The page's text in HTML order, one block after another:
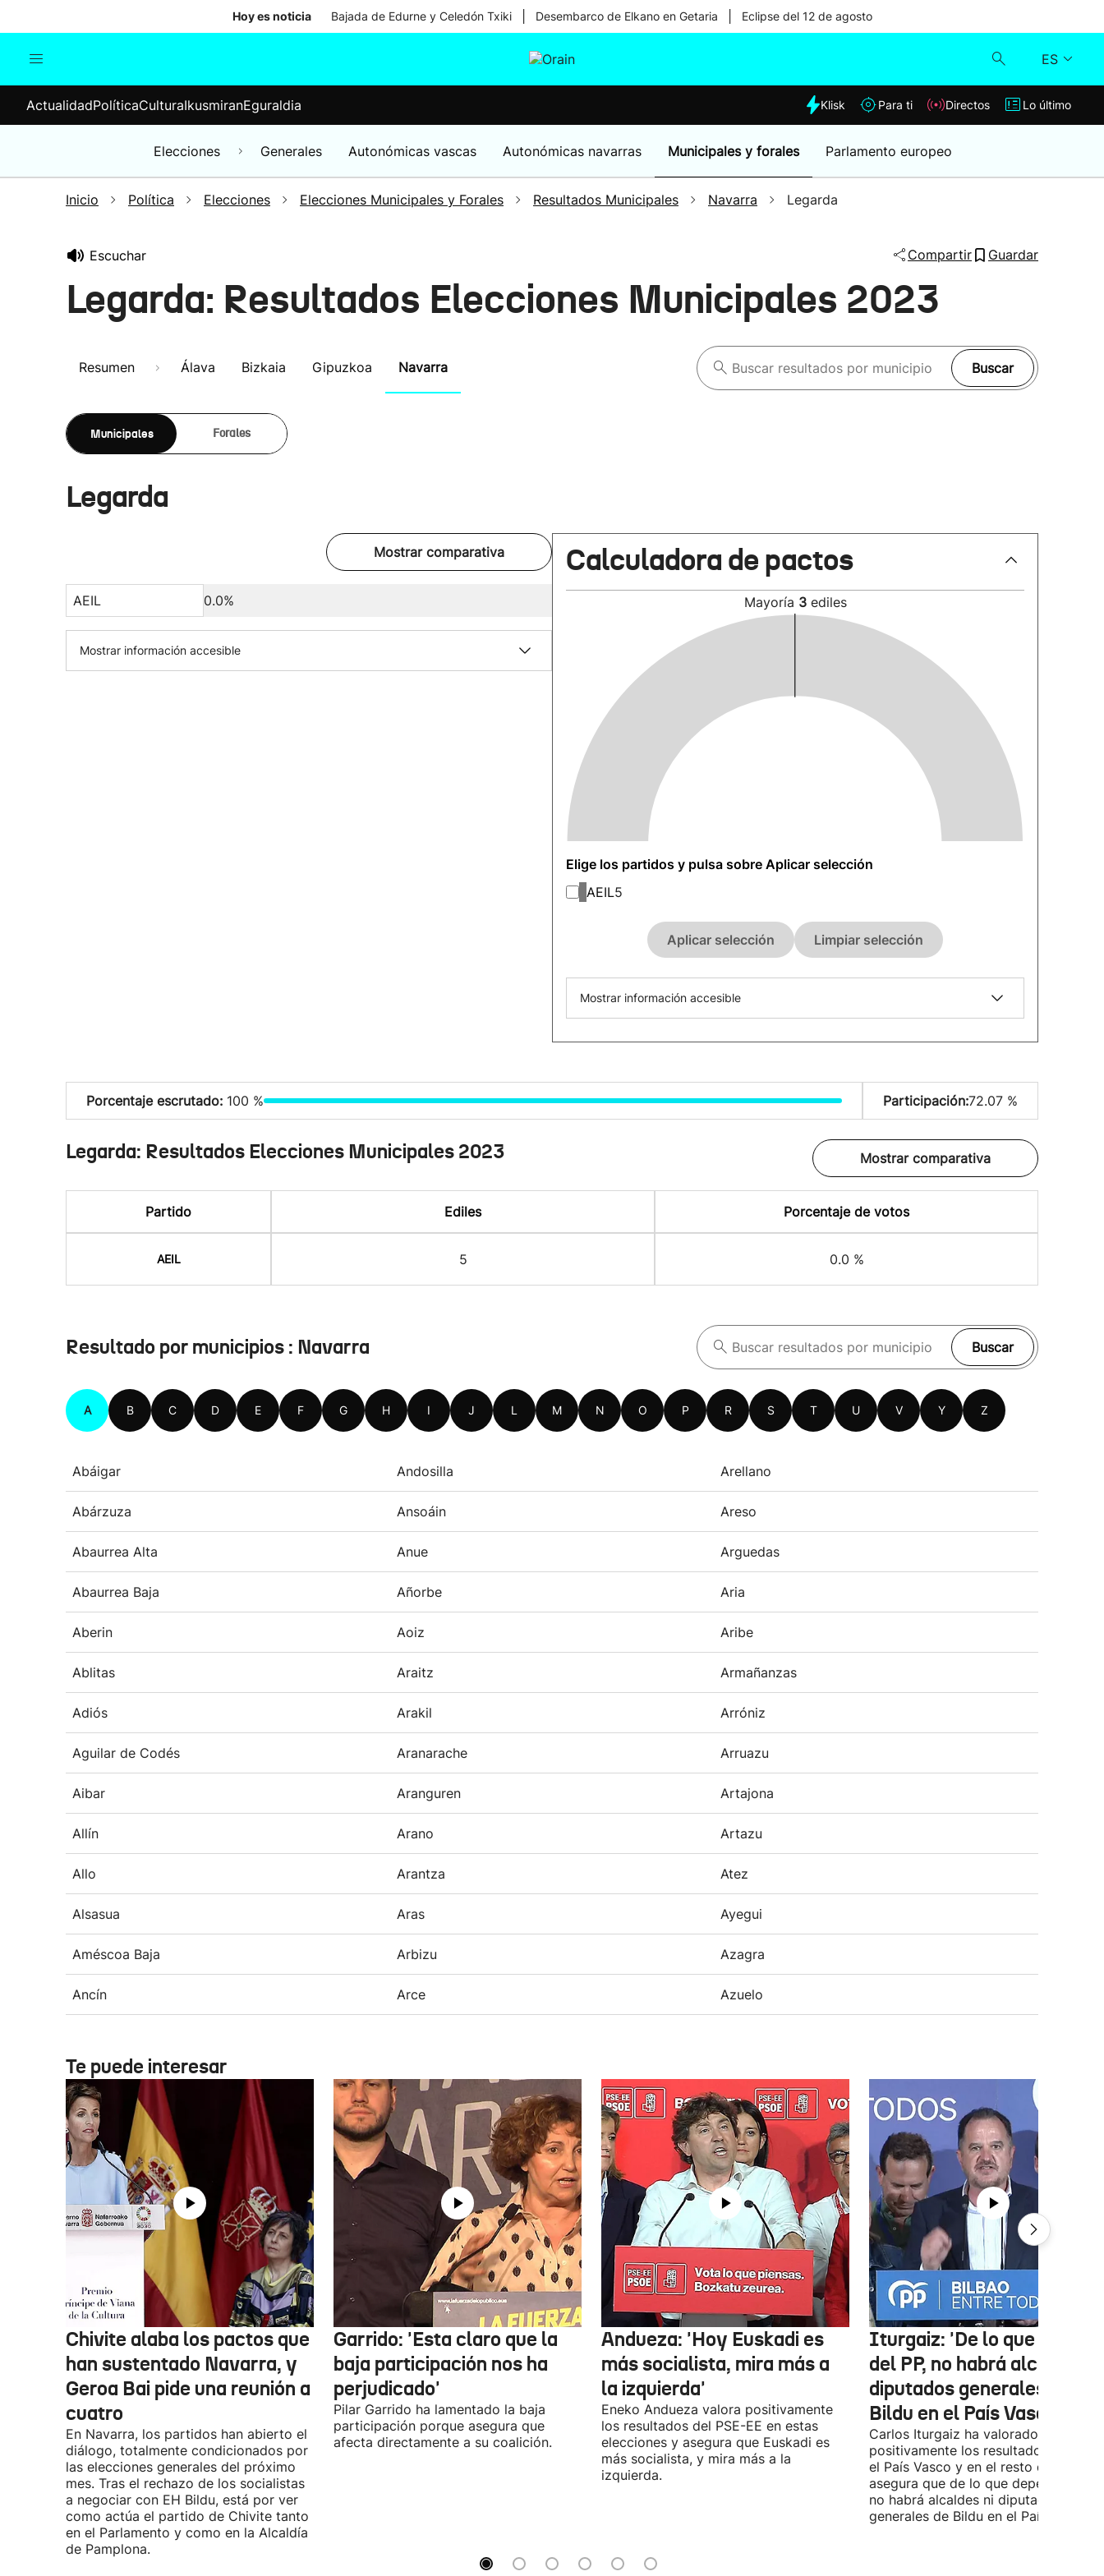
Hoy es noticia Bajada de Edurne y Celedón Txiki Desembarco de Elkano en Getaria Eclipse del 12 de agosto
ES
Elecciones
Klisk
Lo último
ActualidadPolíticaCulturaIkusmiranEguraldia Klisk Para ti Directos Lo último
Elecciones Generales Autonómicas vascas Autonómicas navarras Municipales y forales Parlamento europeo
Inicio Política Elecciones Elecciones Municipales y Forales Resultados Municipales Navarra Legarda
Escuchar Compartir Guardar
Legarda: Resultados Elecciones Municipales 2023
Resumen Álava Bizkaia Gipuzkoa Navarra Buscar
Municipales Forales
Legarda
Mostrar comparativa
AEIL 0.0%
Mostrar información accesible
Calculadora de pactos
Mayoría 3 ediles
Elige los partidos y pulsa sobre Aplicar selección
AEIL5
Aplicar selección Limpiar selección
Mostrar información accesible
Porcentaje escrutado: 100 % Participación:72.07 %
Legarda: Resultados Elecciones Municipales 2023 Mostrar comparativa
Partido Ediles Porcentaje de votos
AEIL 5 0.0 %
Resultado por municipios : Navarra Buscar
A B C D E F G H I J L M N O P R S T U V Y Z
Abáigar Andosilla Arellano
Abárzuza Ansoáin Areso
Abaurrea Alta Anue Arguedas
Abaurrea Baja Añorbe Aria
Aberin Aoiz Aribe
Ablitas Araitz Armañanzas
Adiós Arakil Arróniz
Aguilar de Codés Aranarache Arruazu
Aibar Aranguren Artajona
Allín Arano Artazu
Allo Arantza Atez
Alsasua Aras Ayegui
Améscoa Baja Arbizu Azagra
Ancín Arce Azuelo
Te puede interesar
Chivite alaba los pactos que
han sustentado Navarra, y
Geroa Bai pide una reunión a
cuatro
En Navarra, los partidos han abierto el
diálogo, totalmente condicionados por
las elecciones generales del próximo
mes. Tras el rechazo de los socialistas
a negociar con EH Bildu, está por ver
como actúa el partido de Chivite tanto
en el Parlamento y como en la Alcaldía
de Pamplona.
Garrido: 'Esta claro que la
baja participación nos ha
perjudicado'
Pilar Garrido ha lamentado la baja
participación porque asegura que
afecta directamente a su coalición.
Andueza: 'Hoy Euskadi es
más socialista, mira más a
la izquierda'
Eneko Andueza valora positivamente
los resultados del PSE-EE en estas
elecciones y asegura que Euskadi es
más socialista, y mira más a la
izquierda.
Iturgaiz: 'De lo que
del PP, no habrá alcaldes ni
diputados generales de
Bildu en el País Vasco'
Carlos Iturgaiz ha valorado
positivamente los resultados del PP
el País Vasco y en el resto de
asegura que de lo que dependa del
no habrá alcaldes ni diputados
generales de Bildu en el País Vasco.